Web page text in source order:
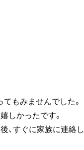
もみませんでした。
しかったです。
、すぐに家族に連絡し